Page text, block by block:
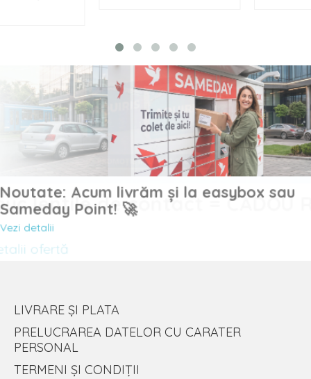
lentile de contact = CADOU
ofertă
Noutate: Acum livrăm și la easybox sau
Sameday Point! 🚀
Vezi detalii
LIVRARE ȘI PLATA
PRELUCRAREA DATELOR CU CARATER
PERSONAL
TERMENI ȘI CONDIȚII